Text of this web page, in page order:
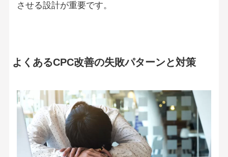
させる設計が重要です。
よくあるCPC改善の失敗パターンと対策